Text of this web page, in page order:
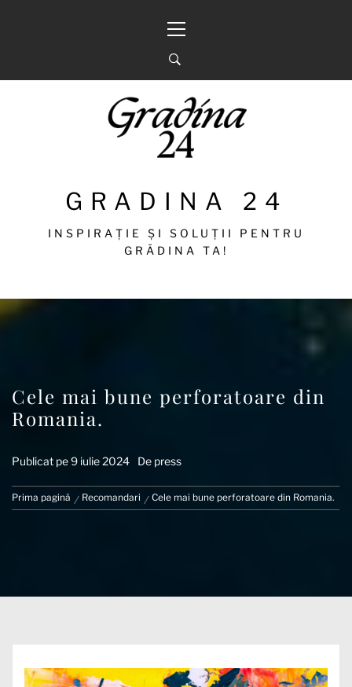
principal
GRADINA 24
INSPIRAȚIE ȘI SOLUȚII PENTRU
GRĂDINA TA!
Cele mai bune perforatoare din
Romania.
Publicat pe9 iulie 2024 De press
Prima pagină Recomandari Cele mai bune perforatoare din Romania.